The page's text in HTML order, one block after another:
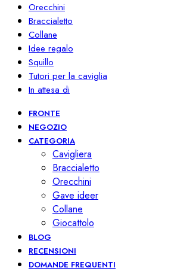
Orecchini
Braccialetto
Collane
Idee regalo
Squillo
Tutori per la caviglia
In attesa di
FRONTE
NEGOZIO
CATEGORIA
Cavigliera
Braccialetto
Orecchini
Gave ideer
Collane
Giocattolo
BLOG
RECENSIONI
DOMANDE FREQUENTI